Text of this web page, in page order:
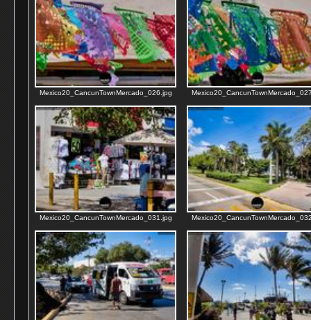
Mexico20_CancunTownMercado_026.jpg
Mexico20_CancunTownMercado_031.jpg